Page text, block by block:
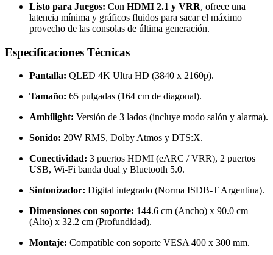
Listo para Juegos: Con HDMI 2.1 y VRR, ofrece una
latencia mínima y gráficos fluidos para sacar el máximo
provecho de las consolas de última generación.
Especificaciones Técnicas
Pantalla: QLED 4K Ultra HD (3840 x 2160p).
Tamaño: 65 pulgadas (164 cm de diagonal).
Ambilight: Versión de 3 lados (incluye modo salón y alarma).
Sonido: 20W RMS, Dolby Atmos y DTS:X.
Conectividad: 3 puertos HDMI (eARC / VRR), 2 puertos
USB, Wi-Fi banda dual y Bluetooth 5.0.
Sintonizador: Digital integrado (Norma ISDB-T Argentina).
Dimensiones con soporte: 144.6 cm (Ancho) x 90.0 cm
(Alto) x 32.2 cm (Profundidad).
Montaje: Compatible con soporte VESA 400 x 300 mm.